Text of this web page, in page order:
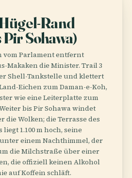
Rand
Sohawa)
Parlament entfernt
Makaken die Minister. Trail 3
Shell-Tankstelle und klettert
Eichen zum Daman-e-Koh,
wie eine Leiterplatte zum
bis Pir Sohawa windet
die Wolken; die Terrasse des
1.100 m hoch, seine
einem Nachthimmel, der
die Milchstraße über einer
die offiziell keinen Alkohol
auf Koffein schläft.